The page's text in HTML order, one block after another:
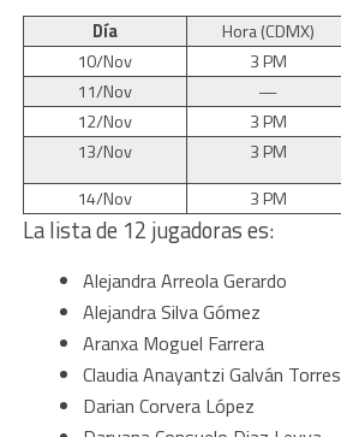
Día Hora (CDMX)
10/Nov
3 PM
11/Nov
—
12/Nov
3 PM
13/Nov
3 PM
14/Nov
3 PM
La lista de 12 jugadoras es:
Alejandra Arreola Gerardo
Alejandra Silva Gómez
Aranxa Moguel Farrera
Claudia Anayantzi Galván Torres
Darian Corvera López